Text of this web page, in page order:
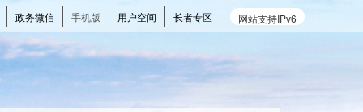
网站支持IPv6
政务微信 手机版 用户空间 长者专区